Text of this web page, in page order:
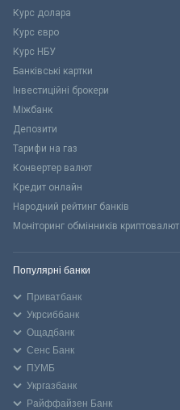
Курс долара
Курс євро
Курс НБУ
Банківські картки
Інвестиційні брокери
Міжбанк
Депозити
Тарифи на газ
Конвертер валют
Кредит онлайн
Народний рейтинг банків
Моніторинг обмінників криптовалют
Популярні банки
Приватбанк
Укрсиббанк
Ощадбанк
Сенс Банк
ПУМБ
Укргазбанк
Райффайзен Банк